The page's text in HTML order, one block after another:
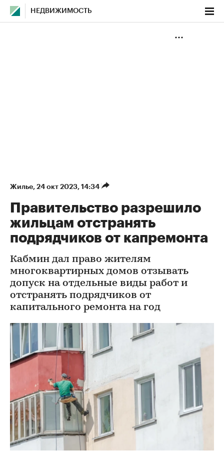
НЕДВИЖИМОСТЬ
Жилье⁠, 24 окт 2023, 14:34
Правительство разрешило
жильцам отстранять
подрядчиков от капремонта
Кабмин дал право жителям
многоквартирных домов отзывать
допуск на отдельные виды работ и
отстранять подрядчиков от
капитального ремонта на год